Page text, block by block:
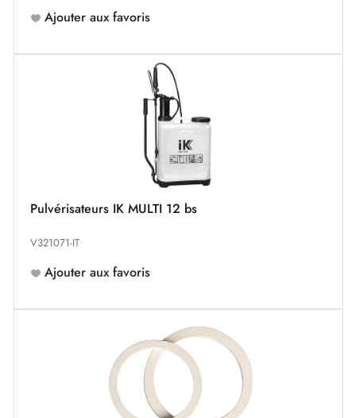
Ajouter aux favoris
Pulvérisateurs IK MULTI 12 bs
V321071-IT
Ajouter aux favoris